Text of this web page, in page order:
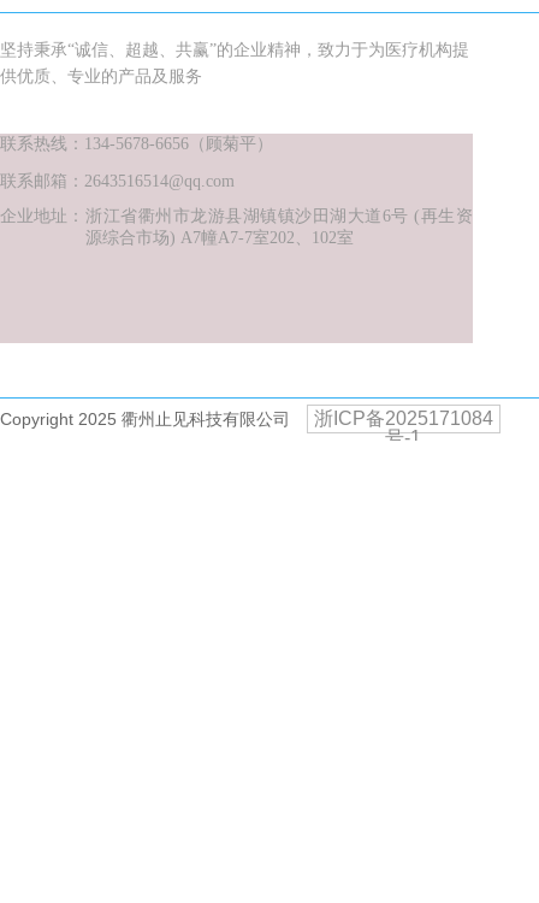
联系热线：134-5678-6656（顾菊平）
联系邮箱：2643516514@qq.com
浙江省衢州市龙游县湖镇镇沙田湖大道6号(再生资
源综合市场) A7幢A7-7室202、102室
企业地址：
Copyright 2025 衢州止见科技有限公司
坚持秉承“诚信、超越、共赢”的企业精神，致力于为医疗机构提
供优质、专业的产品及服务
浙ICP备2025171084
号-1